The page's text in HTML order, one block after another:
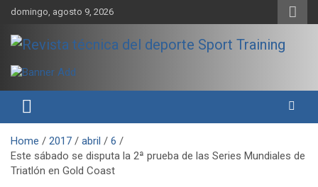
Skip
content
domingo, agosto 9, 2026
Revista técnica del deporte
Sport Training
rendimiento, nutrición y entrenamiento.
Home 2017 abril
6
Este sábado se disputa la 2ª prueba de las Series Mundiales de
Triatlón en Gold Coast